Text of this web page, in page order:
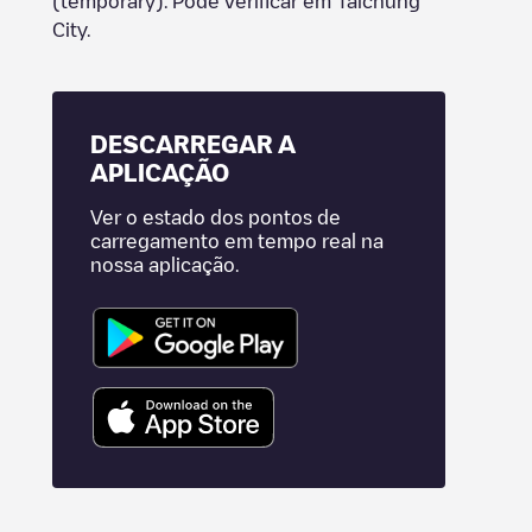
City.
DESCARREGAR A
APLICAÇÃO
Ver o estado dos pontos de
carregamento em tempo real na
nossa aplicação.